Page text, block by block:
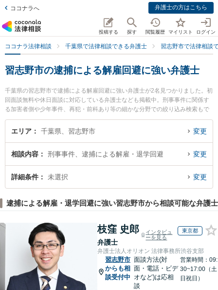
ココナラへ 弁護士の方はこちら
投稿する 探す 閲覧履歴 マイリスト ログイン
ココナラ法律相談 千葉県で法律相談できる弁護士 習志野市で法律相談
習志野市の逮捕による解雇回避に強い弁護士
千葉県の習志野市で逮捕による解雇回避に強い弁護士が2名見つかりました。初
回面談無料や休日面談に対応している弁護士なども掲載中。刑事事件に関係す
る加害者側や少年事件、再犯・前科あり等の細かな分野での絞り込み検索もで
き便利です。特に弁護士法人M．L．T法律事務所の福世 健一郎弁護士や弁護士
法人M．L．T法律事務所の長谷部 秀幸弁護士のプロフィール情報や弁護士費
避のトラブル解決の実績豊富な近くの弁護士を検索したい』『初回相談無料で
逮捕による解雇回避を法律相談できる習志野市内の弁護士に相談予約したい』
などでお困りの相談者さんにおすすめです。
エリア 千葉県、習志野市 変更
相談内容 刑事事件、逮捕による解雇・退学回避 変更
詳細条件 未選択 変更
逮捕による解雇・退学回避に強い習志野市から相談可能な弁護士
枝窪 史郎
弁護士
インタビュ
ーを見る
東京都
弁護士法人オリオン 法律事務所渋谷支部
習志野市
からも相
談受付中
面談方法(対
面・電話・ビデ
オなど)は応相
談
営業時間：09:
30~17:00（土
日祝日）